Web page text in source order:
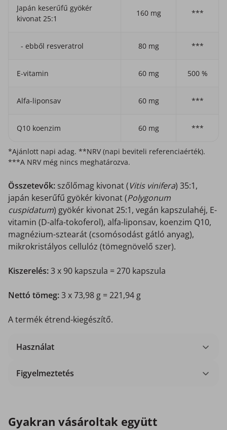
Japán keserűfű gyökér
kivonat 25:1
160 mg ***
- ebből resveratrol 80 mg ***
E-vitamin 60 mg 500 %
Alfa-liponsav 60 mg ***
Q10 koenzim 60 mg ***
*Ajánlott napi adag. **NRV (napi beviteli referenciaérték).
***A NRV még nincs meghatározva.
Összetevők: szőlőmag kivonat (Vitis vinifera) 35:1,
japán keserűfű gyökér kivonat (Polygonum
cuspidatum) gyökér kivonat 25:1, vegán kapszulahéj, E-
vitamin (D-alfa-tokoferol), alfa-liponsav, koenzim Q10,
magnézium-sztearát (csomósodást gátló anyag),
mikrokristályos cellulóz (tömegnövelő szer).
Kiszerelés:3 x 90 kapszula = 270 kapszula
Nettó tömeg:3 x 73,98 g = 221,94 g
A termék étrend-kiegészítő.
Használat
Figyelmeztetés
Gyakran vásároltak együtt